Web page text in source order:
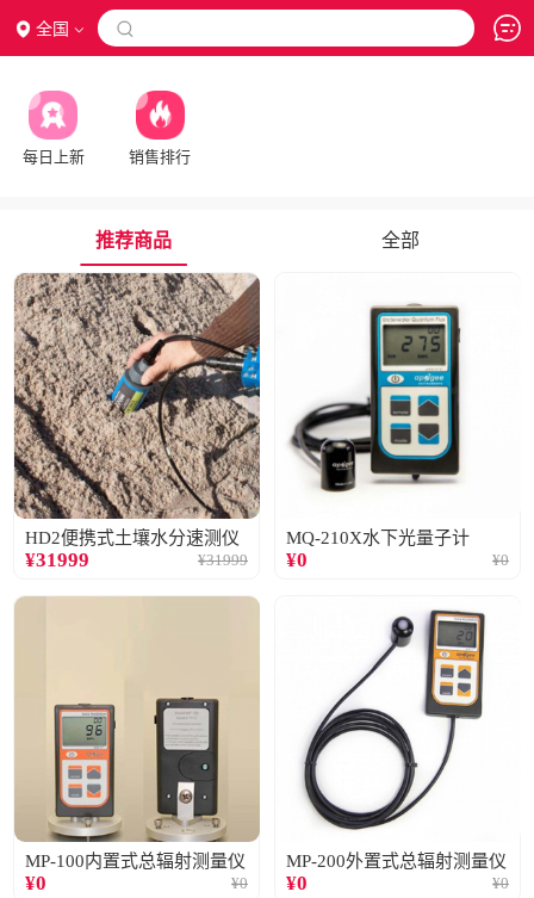
全国 
每日上新 销售排行
推荐商品 全部
HD2便携式土壤水分速测仪
¥31999 ¥31999
MQ-210X水下光量子计
¥0 ¥0
MP-100内置式总辐射测量仪
¥0 ¥0
MP-200外置式总辐射测量仪
¥0 ¥0